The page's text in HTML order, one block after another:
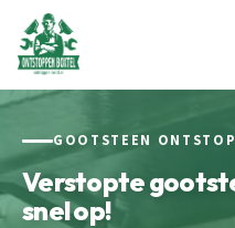
GOOTSTEEN
Verstopte
snel op!